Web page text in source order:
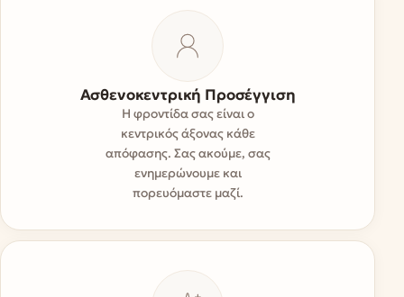
Ασθενοκεντρική Προσέγγιση
Η φροντίδα σας είναι ο
κεντρικός άξονας κάθε
απόφασης. Σας ακούμε, σας
ενημερώνουμε και
πορευόμαστε μαζί.